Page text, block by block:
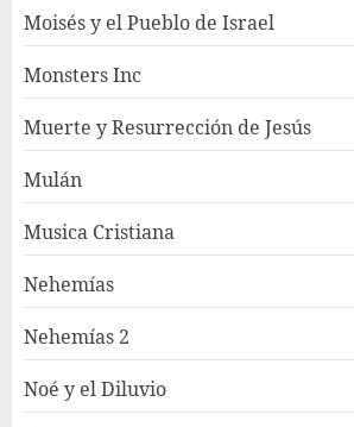
Moisés y el Pueblo de Israel
Monsters Inc
Muerte y Resurrección de Jesús
Mulán
Musica Cristiana
Nehemías
Nehemías 2
Noé y el Diluvio